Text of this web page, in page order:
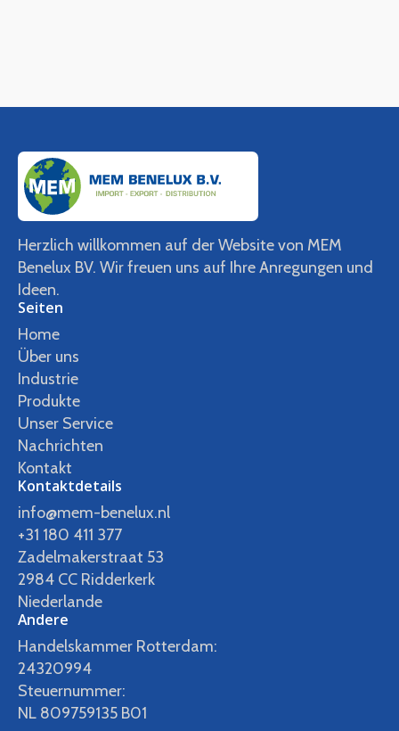
Herzlich willkommen auf der Website von MEM
Benelux BV. Wir freuen uns auf Ihre Anregungen und
Ideen.
Seiten
Home
Über uns
Industrie
Produkte
Unser Service
Nachrichten
Kontakt
Kontaktdetails
info@mem-benelux.nl
+31 180 411 377
Zadelmakerstraat 53
2984 CC Ridderkerk
Niederlande
Andere
Handelskammer Rotterdam:
24320994
Steuernummer:
NL 809759135 B01